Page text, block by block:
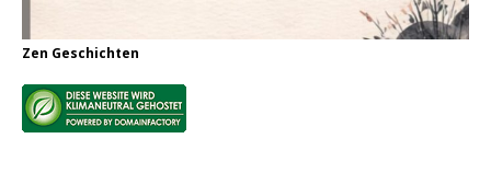
Zen Geschichten